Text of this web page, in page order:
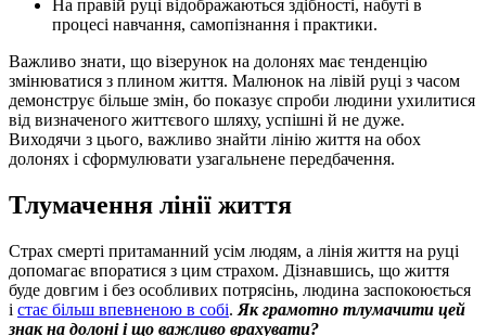
На правій руці відображаються здібності, набуті в
процесі навчання, самопізнання і практики.
Важливо знати, що візерунок на долонях має тенденцію
змінюватися з плином життя. Малюнок на лівій руці з часом
демонструє більше змін, бо показує спроби людини ухилитися
від визначеного життєвого шляху, успішні й не дуже.
Виходячи з цього, важливо знайти лінію життя на обох
долонях і сформулювати узагальнене передбачення.
Тлумачення лінії життя
Страх смерті притаманний усім людям, а лінія життя на руці
допомагає впоратися з цим страхом. Дізнавшись, що життя
буде довгим і без особливих потрясінь, людина заспокоюється
і стає більш впевненою в собі. Як грамотно тлумачити цей
знак на долоні і що важливо врахувати?